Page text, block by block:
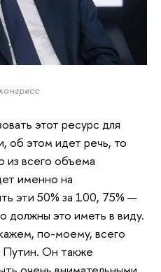
этот ресурс для
об этом идет речь, то
из всего объема
именно на
эти 50% за 100, 75% —
должны это иметь в виду.
по-моему, всего
Путин. Он также